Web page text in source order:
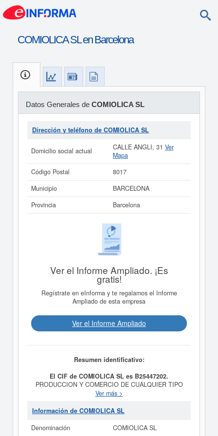
COMIOLICA SL en Barcelona
Datos Generales de COMIOLICA SL
Dirección y teléfono de COMIOLICA SL
Domicilio social actual CALLE ANGLI, 31 Ver
Mapa
Código Postal
8017
Municipio
BARCELONA
Provincia
Barcelona
Ver el Informe Ampliado. ¡Es
gratis!
Regístrate en eInforma y te regalamos el Informe
Ampliado de esta empresa
Ver el Informe Ampliado
Resumen identificativo:
El CIF de COMIOLICA SL es B25447202.
PRODUCCION Y COMERCIO DE CUALQUIER TIPO
DE ENERGIA RENOVABLE, EOLICA, SOLAR,
GEOTERMICA O DE BIOMASA, DESARROLLO DE
PROYECTOS ENERGETICOS, PRESTACION DE
ANTERIORES ASI COMO LOS es el propósito final de
Ver más >
Información de COMIOLICA SL
Denominación
COMIOLICA SL